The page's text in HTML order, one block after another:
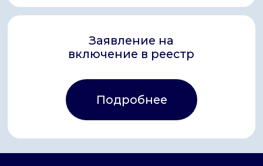
Контакты
Реквизиты
Конфиденциальность
АНО «ДСК» 2024 -2026
Сайт сделан в АртФактор